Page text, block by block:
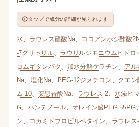
タップで成分の詳細が見られます
水 ラウレス硫酸Na、 ココアンホジ酢酸
-7グリセリル、 ラウリルジモニウムヒドロ
コムギタンパク
加水分解ケラチン アル
Na、 塩化Na、 PEG-12ジメチコン クエン
ム-10、 安息香酸Na、 ラウレス-2、 水添ヒ
G、 パンテノール、 オレイン酸PEG-55PG、
ン
コカミドプロピルベタイン ラウレス